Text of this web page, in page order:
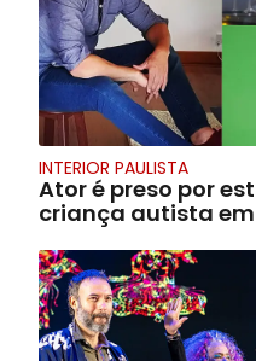
INTERIOR PAULISTA
Ator é preso por
criança autista em